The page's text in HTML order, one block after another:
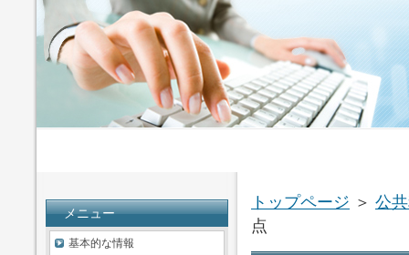
トップページ ＞ 公
点
メニュー
基本的な情報